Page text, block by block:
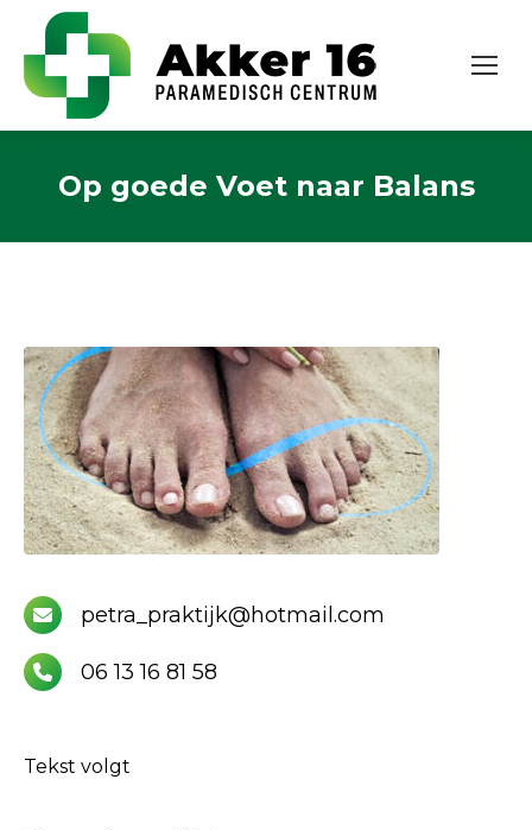
Op goede Voet naar Balans
petra_praktijk@hotmail.com
06 13 16 81 58
Tekst volgt